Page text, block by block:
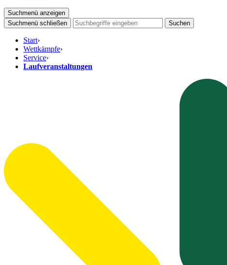
Suchmenü anzeigen
Suchmenü schließen
Suchen
Start›
Wettkämpfe›
Service›
Laufveranstaltungen